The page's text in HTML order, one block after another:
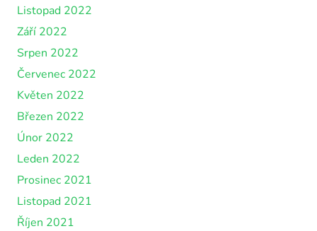
Listopad 2022
Září 2022
Srpen 2022
Červenec 2022
Květen 2022
Březen 2022
Únor 2022
Leden 2022
Prosinec 2021
Listopad 2021
Říjen 2021